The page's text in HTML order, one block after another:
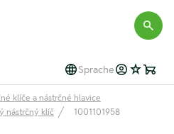
Sprache
klíče a nástrčné hlavice
nástrčný klíč 1001101958